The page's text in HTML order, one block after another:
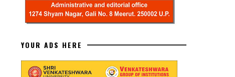
YOUR ADS HERE